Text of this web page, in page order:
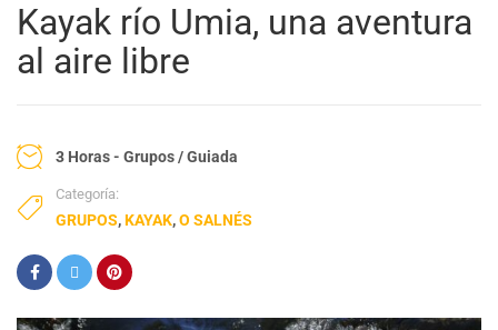
Kayak río Umia, una aventura
al aire libre
3 Horas - Grupos / Guiada
Categoría:
GRUPOS,KAYAK,O SALNÉS